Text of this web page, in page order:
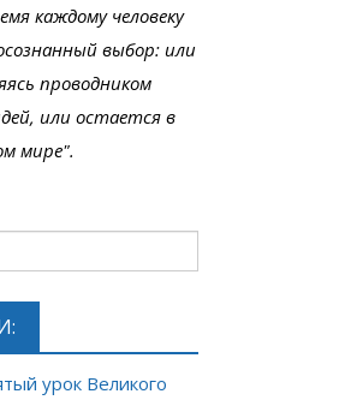
каждому человеку
выбор: или
проводником
или остается в
мире".
урок Великого